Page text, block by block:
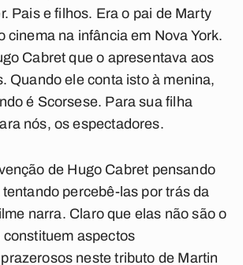
Pais e filhos. Era o pai de Marty
cinema na infância em Nova York.
Cabret que o apresentava aos
Quando ele conta isto à menina,
é Scorsese. Para sua filha
nós, os espectadores.
de Hugo Cabret pensando
percebê-las por trás da
narra. Claro que elas não são o
aspectos
neste tributo de Martin